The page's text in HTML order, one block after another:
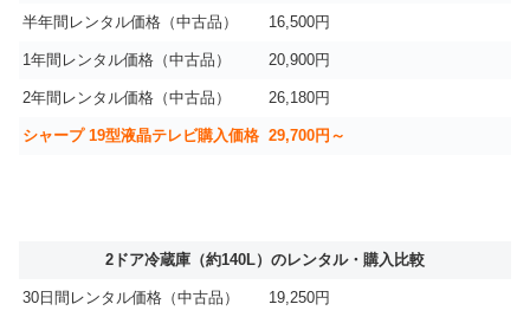
半年間レンタル価格（中古品） 16,500円
1年間レンタル価格（中古品） 20,900円
2年間レンタル価格（中古品） 26,180円
シャープ 19型液晶テレビ購入価格 29,700円～
2ドア冷蔵庫（約140L）のレンタル・購入比較
30日間レンタル価格（中古品） 19,250円